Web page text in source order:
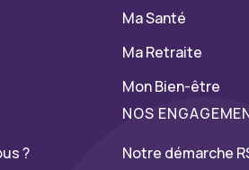
Ma Santé
Ma Retraite
Mon Bien-être
?
NOS
Notre démarche